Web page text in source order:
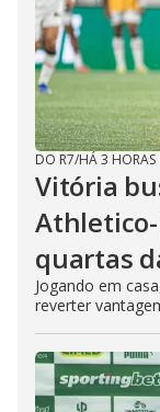
DO R7/HÁ 3 HORAS
Vitória
Athletico-
quartas
Jogando em
reverter